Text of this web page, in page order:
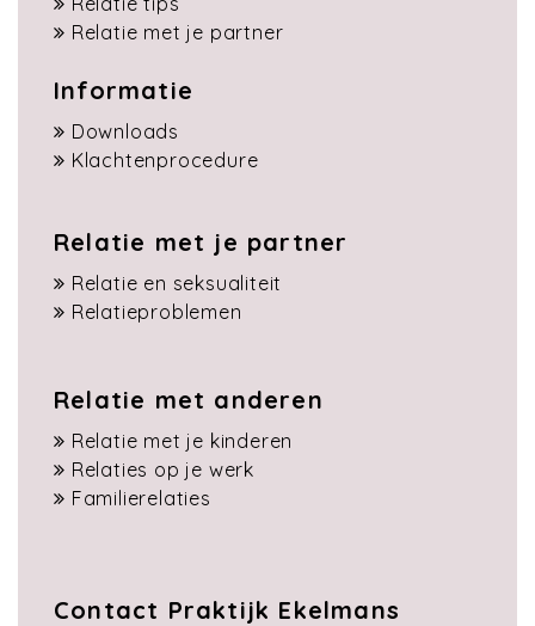
Relatie met je partner
Informatie
Downloads
Klachtenprocedure
Relatie met je partner
Relatie en seksualiteit
Relatieproblemen
Relatie met anderen
Relatie met je kinderen
Relaties op je werk
Familierelaties
Contact Praktijk Ekelmans